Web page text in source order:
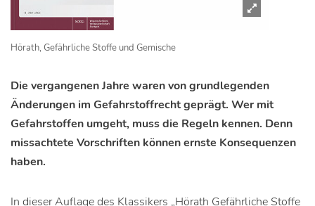
Hörath, Gefährliche Stoffe und Gemische
Die vergangenen Jahre waren von grundlegenden
Änderungen im Gefahrstoffrecht geprägt. Wer mit
Gefahrstoffen umgeht, muss die Regeln kennen. Denn
missachtete Vorschriften können ernste Konsequenzen
haben.
In dieser Auflage des Klassikers „Hörath Gefährliche Stoffe